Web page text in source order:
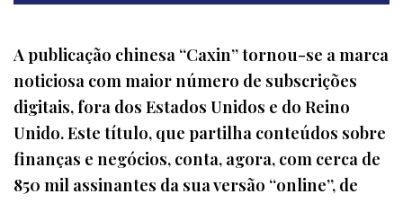
A publicação chinesa “Caxin” tornou-se a marca
noticiosa com maior número de subscrições
digitais, fora dos Estados Unidos e do Reino
Unido. Este título, que partilha conteúdos sobre
finanças e negócios, conta, agora, com cerca de
850 mil assinantes da sua versão “online”, de